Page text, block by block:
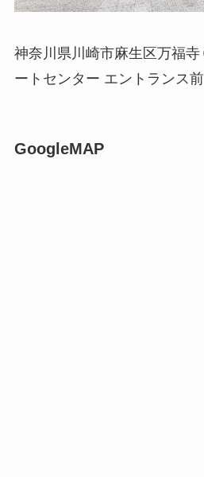
神奈川県川崎市麻生区万福
ートセンター エントランス前
GoogleMAP